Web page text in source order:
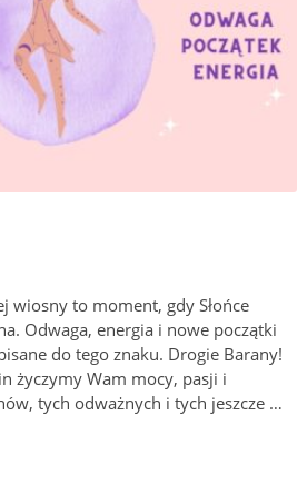
wiosny to moment, gdy Słońce
Odwaga, energia i nowe początki
do tego znaku. Drogie Barany!
życzymy Wam mocy, pasji i
tych odważnych i tych jeszcze …